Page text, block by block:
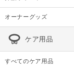
オーナーグッズ
ケア用品
すべてのケア用品